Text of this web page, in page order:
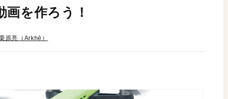
を作ろう！
原亮（Arkhē）